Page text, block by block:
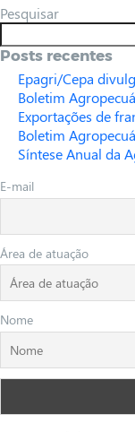
Pesquisar
Posts recentes
Epagri/Cepa
Boletim
Exportações de
Boletim
Síntese Anual da
E-mail
Área de atuação
Nome